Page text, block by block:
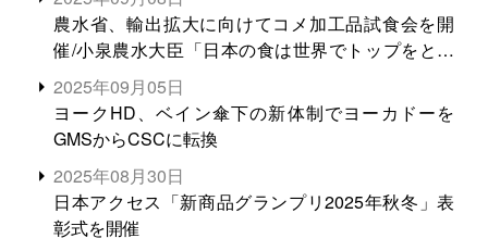
農水省、輸出拡大に向けてコメ加工品試食会を開
催/小泉農水大臣「日本の食は世界でトップをとれ
る。米増産に向けて、米輸出需要の拡大を」
2025年09月05日
ヨークHD、ベイン傘下の新体制でヨーカドーを
GMSからCSCに転換
2025年08月30日
日本アクセス「新商品グランプリ2025年秋冬」表
彰式を開催